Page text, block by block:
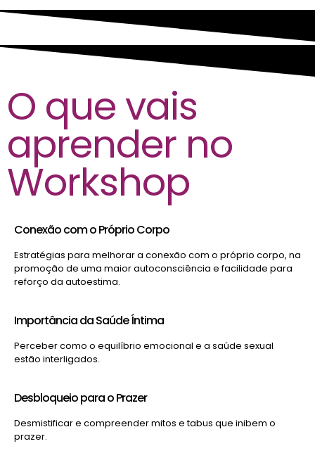
O que vais
aprender no
Workshop
Conexão com o Próprio Corpo
Estratégias para melhorar a conexão com o próprio corpo, na
promoção de uma maior autoconsciência e facilidade para
reforço da autoestima.
Importância da Saúde Íntima
Perceber como o equilíbrio emocional e a saúde sexual
estão interligados.
Desbloqueio para o Prazer
Desmistificar e compreender mitos e tabus que inibem o
prazer.